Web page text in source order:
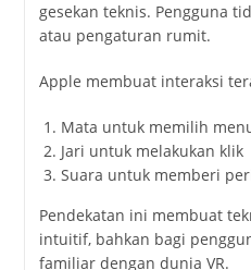
gesekan teknis. Pengguna
atau pengaturan rumit.
Apple membuat interaksi
Mata untuk memilih
Jari untuk melakukan klik
Suara untuk memberi
Pendekatan ini membuat
intuitif, bahkan bagi
familiar dengan dunia VR.